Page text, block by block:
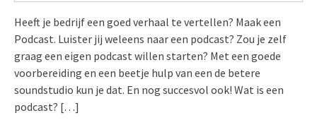
Heeft je bedrijf een goed verhaal te vertellen? Maak een
Podcast. Luister jij weleens naar een podcast? Zou je zelf
graag een eigen podcast willen starten? Met een goede
voorbereiding en een beetje hulp van een de betere
soundstudio kun je dat. En nog succesvol ook! Wat is een
podcast? […]